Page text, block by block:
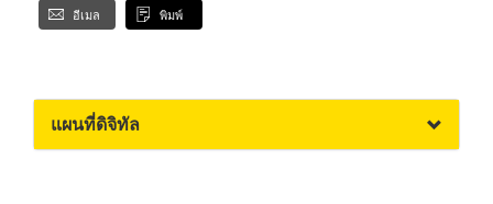
อีเมล พิมพ์
แผนที่ดิจิทัล